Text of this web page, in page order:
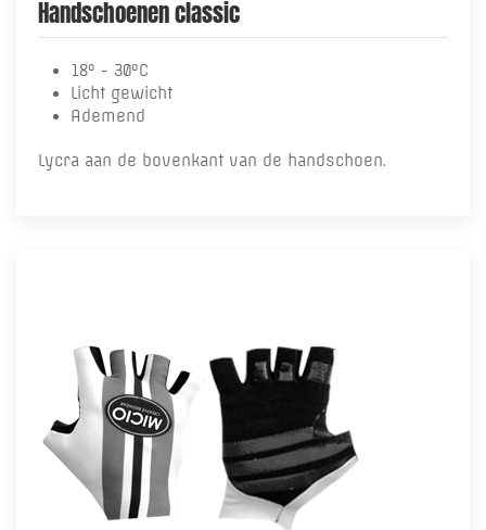
Handschoenen classic
18° - 30°C
Licht gewicht
Ademend
Lycra aan de bovenkant van de handschoen.